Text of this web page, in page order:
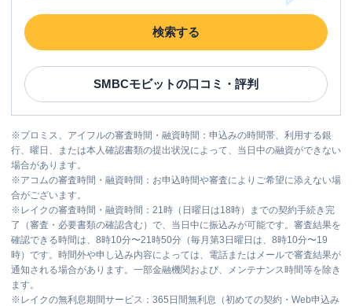
検索する
SMBCモビットの口コミ・評判
※プロミス、アイフルの審査時間・融資時間：申込みの時間帯、利用する銀
行、曜日、または本人確認書類の提出状況によって、当日中の融資ができない
場合があります。
※アコムの審査時間・融資時間：お申込時間や審査によりご希望に添えない場
合がございます。
※ レイクの審査時間・融資時間：21時（日曜日は18時）までの契約手続き完
了（審査・必要書類の確認含む）で、当日中に振込みが可能です。審査結果を
確認できる時間は、8時10分〜21時50分（毎月第3日曜日は、8時10分〜19
時）です。時間外や申し込み内容によっては、電話またはメールで審査結果が
通知される場合があります。一部金融機関および、メンテナンス時間等を除き
ます。
※ レイクの無利息期間サービス：365日間無利息（初めての契約・Web申込み